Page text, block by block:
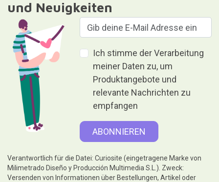
Daten werden nicht an Dritte weitergegeben. Rechte: Zugriff,
Berichtigung und Löschung der Daten sowie weitere Rechte, wie
in den zusätzlichen Informationen erläutert.Weitere detaillierte
Informationen finden Sie in unserer
Datenschutz
Geben ist Geben, ohne etwas
dafür zu erhalten.
Hilfe